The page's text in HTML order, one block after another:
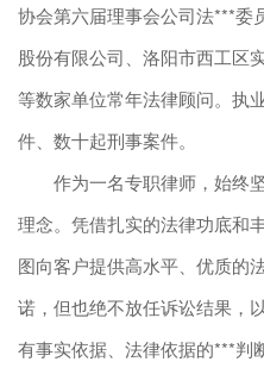
协会第六届理事会公司法***委
股份有限公司、洛阳市西工区
等数家单位常年法律顾问。执
件、数十起刑事案件。
作为一名专职律师，始终
理念。凭借扎实的法律功底和
图向客户提供高水平、优质的
诺，但也绝不放任诉讼结果，
有事实依据、法律依据的***判